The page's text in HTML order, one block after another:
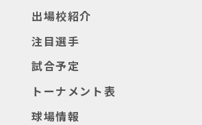
出場校紹介
注目選手
試合予定
トーナメント表
球場情報